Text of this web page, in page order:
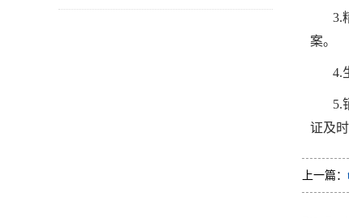
3.
案。
4.
5.
证及
上一篇：